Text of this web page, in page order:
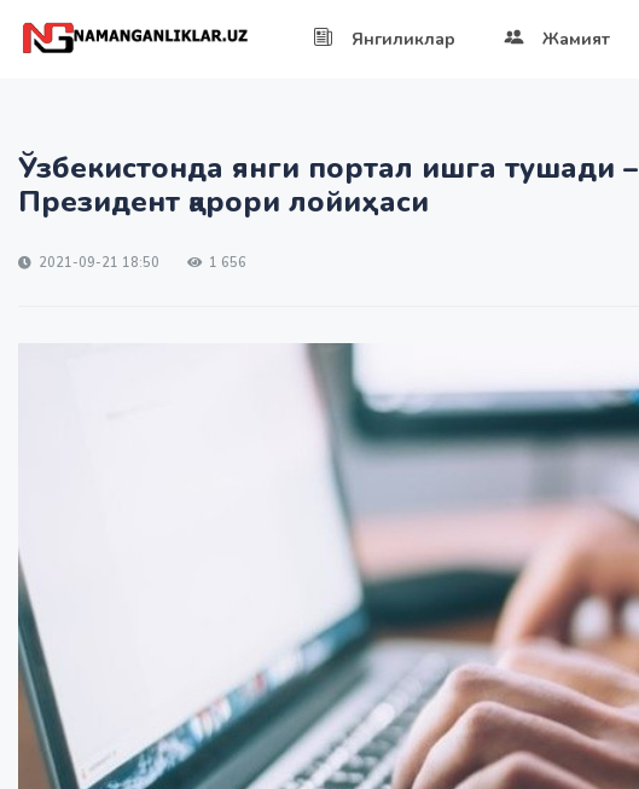
Янгиликлар Жамият
Ўзбекистонда янги портал ишга тушади –
Президент қарори лойиҳаси
2021-09-21 18:50 1 656